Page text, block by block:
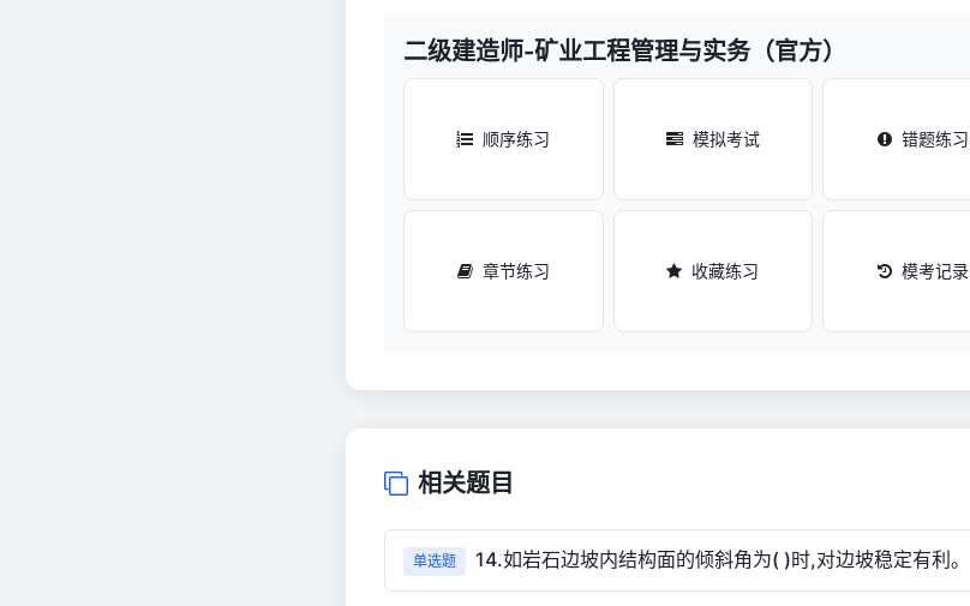
二级建造师-矿业工程管理与实务（官方）
顺序练习 模拟考试 错题练习
章节练习 收藏练习 模考记录
相关题目
单选题 14.如岩石边坡内结构面的倾斜角为( )时,对边坡稳定有利。